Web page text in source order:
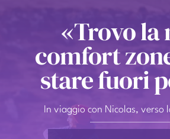
IL PROGETTO
RUBRICHE
«Trovo la
comfort
stare fuori
In viaggio con Nicolas, verso